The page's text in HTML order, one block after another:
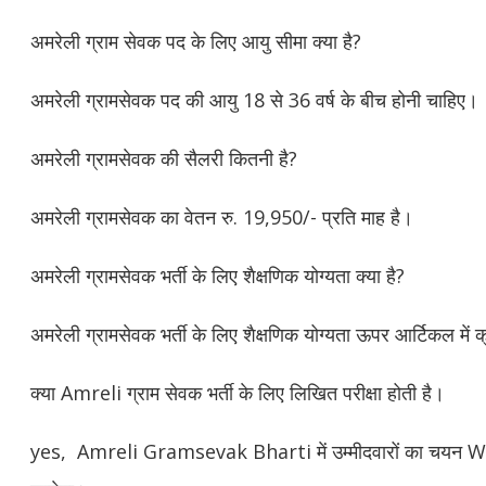
अमरेली ग्राम सेवक पद के लिए आयु सीमा क्या है?
अमरेली ग्रामसेवक पद की आयु 18 से 36 वर्ष के बीच होनी चाहिए।
अमरेली ग्रामसेवक की सैलरी कितनी है?
अमरेली ग्रामसेवक का वेतन रु. 19,950/- प्रति माह है।
अमरेली ग्रामसेवक भर्ती के लिए शैक्षणिक योग्यता क्या है?
अमरेली ग्रामसेवक भर्ती के लिए शैक्षणिक योग्यता ऊपर आर्टिकल में
क्या Amreli ग्राम सेवक भर्ती के लिए लिखित परीक्षा होती है।
yes, Amreli Gramsevak Bharti में उम्मीदवारों का चयन